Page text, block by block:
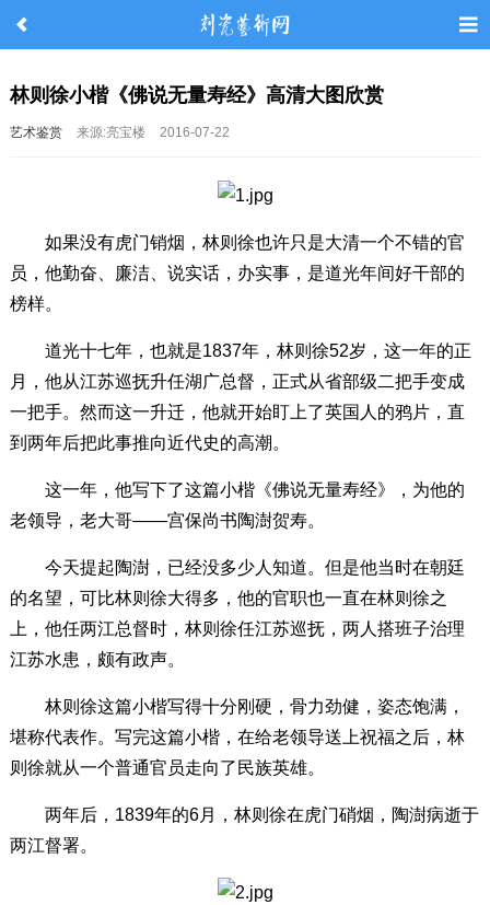
林则徐小楷《佛说无量寿经》高清大图欣赏
艺术鉴赏 来源:亮宝楼 2016-07-22
如果没有虎门销烟，林则徐也许只是大清一个不错的官
员，他勤奋、廉洁、说实话，办实事，是道光年间好干部的
榜样。
道光十七年，也就是1837年，林则徐52岁，这一年的正
月，他从江苏巡抚升任湖广总督，正式从省部级二把手变成
一把手。然而这一升迁，他就开始盯上了英国人的鸦片，直
到两年后把此事推向近代史的高潮。
这一年，他写下了这篇小楷《佛说无量寿经》，为他的
老领导，老大哥——宫保尚书陶澍贺寿。
今天提起陶澍，已经没多少人知道。但是他当时在朝廷
的名望，可比林则徐大得多，他的官职也一直在林则徐之
上，他任两江总督时，林则徐任江苏巡抚，两人搭班子治理
江苏水患，颇有政声。
林则徐这篇小楷写得十分刚硬，骨力劲健，姿态饱满，
堪称代表作。写完这篇小楷，在给老领导送上祝福之后，林
则徐就从一个普通官员走向了民族英雄。
两年后，1839年的6月，林则徐在虎门硝烟，陶澍病逝于
两江督署。